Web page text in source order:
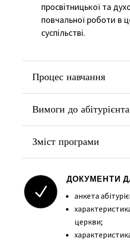
просвітницької та
повчальної роботи в
суспільстві.
Процес навчання
Вимоги до абітурієнта
Зміст програми
N
ДОКУМЕНТИ
анкета
церкви;